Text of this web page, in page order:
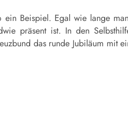
ein Beispiel. Egal wie lange
präsent ist. In den
das runde Jubiläum mit